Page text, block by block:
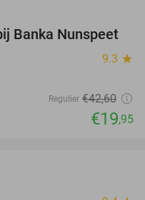
53%
Banka Nunspeet
9.3 star
Regulier €42,60
€19,95